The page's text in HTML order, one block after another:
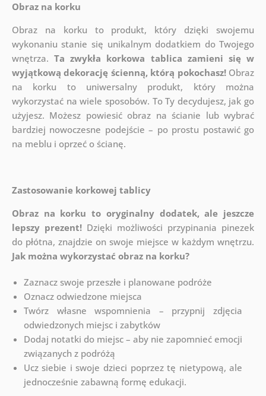
Obraz na korku
Obraz na korku to produkt, który dzięki swojemu
wykonaniu stanie się unikalnym dodatkiem do Twojego
wnętrza.Ta zwykła korkowa tablica zamieni się w
wyjątkową dekorację ścienną, którą pokochasz!Obraz
na korku to uniwersalny produkt, który można
wykorzystać na wiele sposobów. To Ty decydujesz, jak go
użyjesz. Możesz powiesić obraz na ścianie lub wybrać
bardziej nowoczesne podejście – po prostu postawić go
na meblu i oprzeć o ścianę.
Zastosowanie korkowej tablicy
Obraz na korku to oryginalny dodatek, ale jeszcze
lepszy prezent! Dzięki możliwości przypinania pinezek
do płótna, znajdzie on swoje miejsce w każdym wnętrzu.
Jak można wykorzystać obraz na korku?
Zaznacz swoje przeszłe i planowane podróże
Oznacz odwiedzone miejsca
Twórz własne wspomnienia – przypnij zdjęcia
odwiedzonych miejsc i zabytków
Dodaj notatki do miejsc – aby nie zapomnieć emocji
związanych z podróżą
Ucz siebie i swoje dzieci poprzez tę nietypową, ale
jednocześnie zabawną formę edukacji.